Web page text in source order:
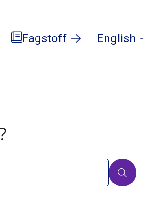
Fagstoff English